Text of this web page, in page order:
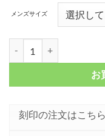
メンズサイズ
お
刻印の注文はこち